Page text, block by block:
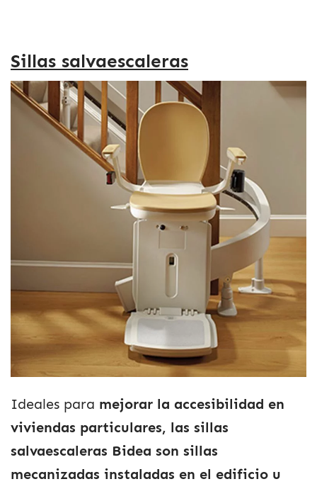
Sillas salvaescaleras
Ideales para mejorar la accesibilidad en
viviendas particulares, las sillas
salvaescaleras Bidea son sillas
mecanizadas instaladas en el edificio u